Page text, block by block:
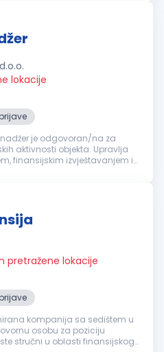
lokacije
je odgovoran/na za
aktivnosti objekta. Upravlja
finansijskim izvještavanjem i
pretražene lokacije
kompanija sa sedištem u
osobu za poziciju
ste stručni u oblasti finansijskog